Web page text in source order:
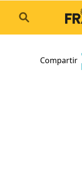
Compartir